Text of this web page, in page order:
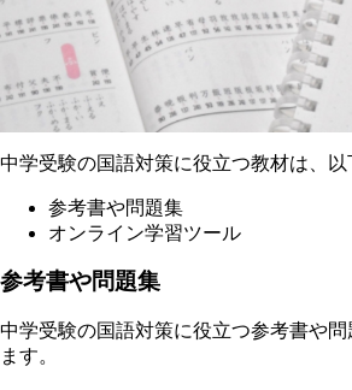
中学受験の国語対策に役立つ教材は、以
参考書や問題集
オンライン学習ツール
参考書や問題集
中学受験の国語対策に役立つ参考書や
ます。